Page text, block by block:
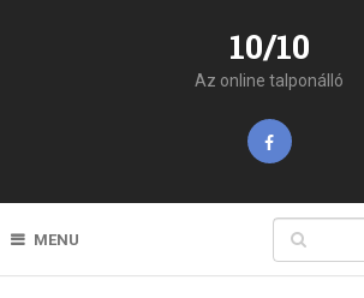
10/10
Az online talponálló
MENU